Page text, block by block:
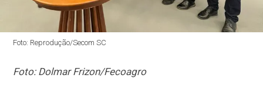
Foto: Reprodução/Secom SC
Foto: Dolmar Frizon/Fecoagro